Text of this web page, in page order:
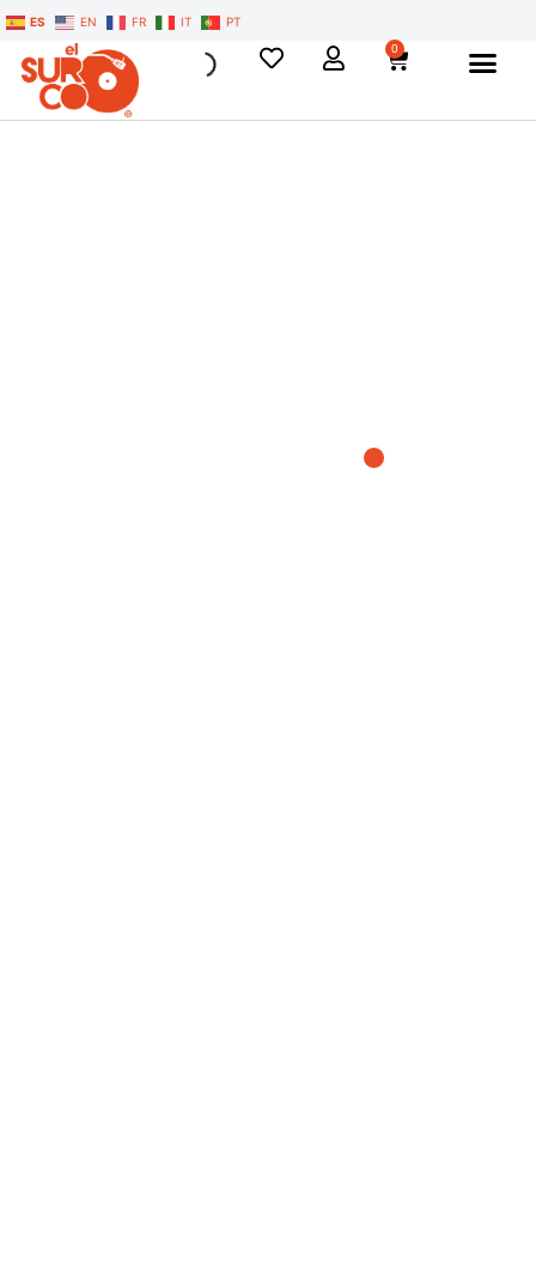
ES EN FR IT PT
0